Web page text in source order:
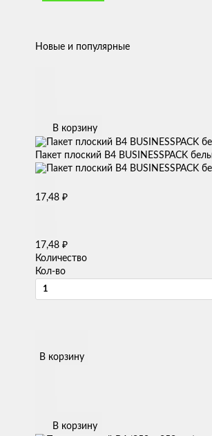
Новые и популярные
В корзину
Пакет плоский B4 BUSINESSPACK
17,48 ₽
17,48 ₽
Количество
Кол-во
В корзину
В корзину